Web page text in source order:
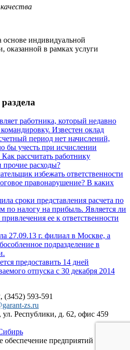
основе индивидуальной
оказанной в рамках услуги
работника, который недавно
Известен оклад
период нет начислений,
бы учесть при исчислении
Как рассчитать работнику
расходы?
избежать ответственности
правонарушение? В каких
сроки представления расчета по
по налогу на прибыль. Является ли
ее к ответственности
27.09.13 г. филиал в Москве, а
подразделение в
предоставить 14 дней
отпуска с 30 декабря 2014
(3452) 593-591
zs.ru
Республики, д. 62, офис 459
предприятий